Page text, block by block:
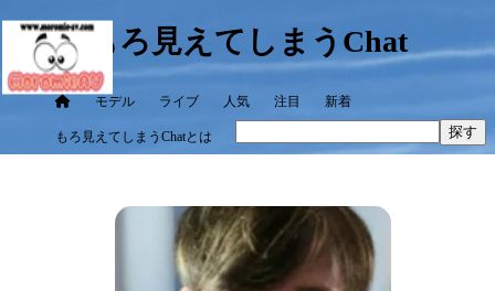
もろ見えてしまうChat
モデル ライブ 人気 注目 新着
もろ見えてしまうChatとは 探す